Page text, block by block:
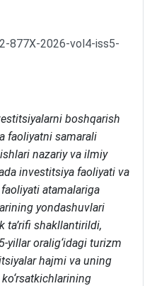
877X-2026-vol4-iss5-
boshqarish
faoliyatni samarali
nazariy va ilmiy
investitsiya faoliyati va
atamalariga
yondashuvlari
shakllantirildi,
yillar oralig‘idagi turizm
hajmi va uning